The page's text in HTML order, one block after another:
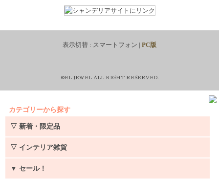
表示切替 : スマートフォン | PC版
©EL JEWEL ALL RIGHT RESERVED.
カテゴリーから探す
▽ 新着・限定品
▽ インテリア雑貨
▼ セール！